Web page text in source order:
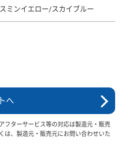
ミンイエロー/スカイブルー
へ
フターサービス等の対応は製造元・販売
は、製造元・販売元にお問い合わせいた